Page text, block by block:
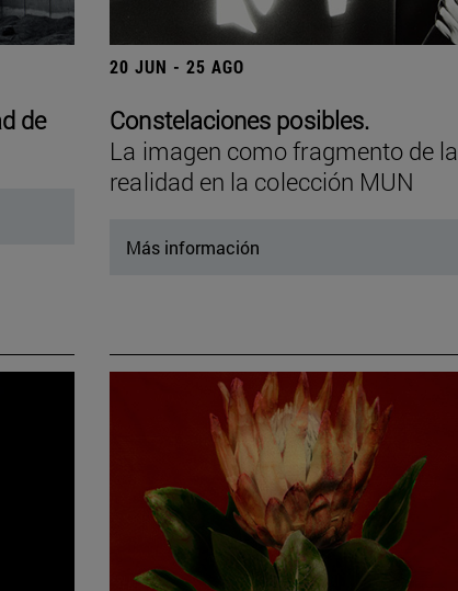
de
20 JUN - 25 AGO
Constelaciones posibles.
La imagen como fragmento de la
realidad en la colección MUN
Más información